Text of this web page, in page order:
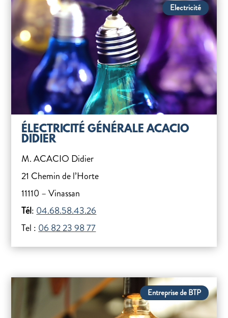
Electricité
ÉLECTRICITÉ GÉNÉRALE ACACIO
DIDIER
M. ACACIO Didier
21 Chemin de l’Horte
11110 – Vinassan
Tél: 04.68.58.43.26
Tel : 06 82 23 98 77
Entreprise de BTP